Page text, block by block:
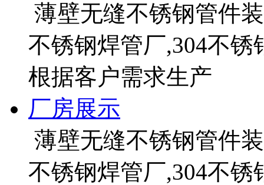
薄壁无缝不锈钢管件
不锈钢焊管厂,304不
根据客户需求生产
厂房展示
薄壁无缝不锈钢管件
不锈钢焊管厂,304不